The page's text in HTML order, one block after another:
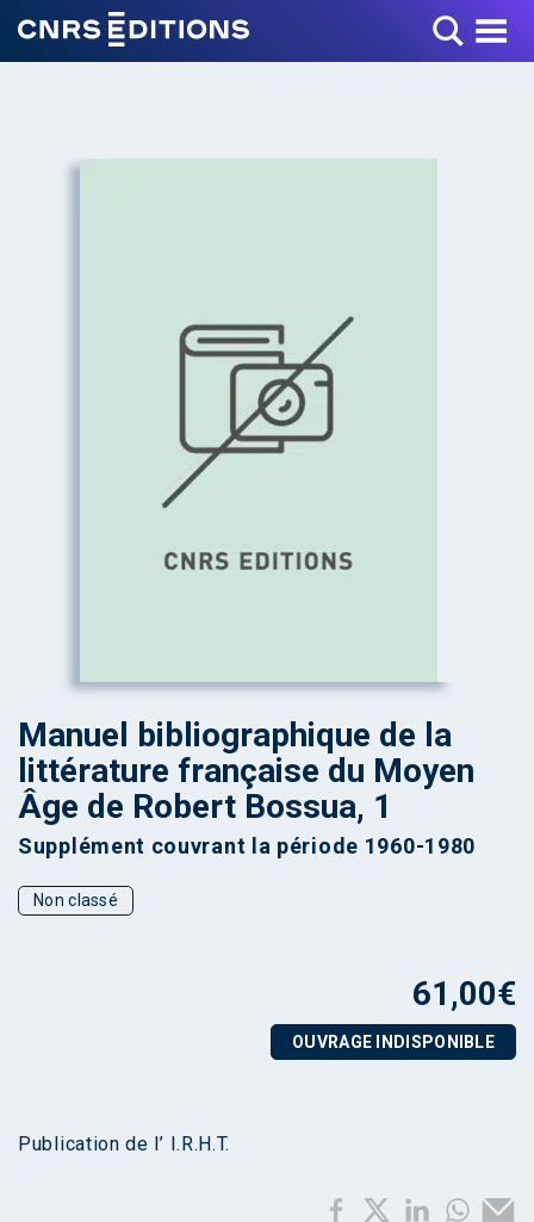
Toggle Menu
Manuel bibliographique de la
littérature française du Moyen
Âge de Robert Bossua, 1
Supplément couvrant la période 1960-1980
Non classé
61,00€
OUVRAGE INDISPONIBLE
Publication de l’ I.R.H.T.